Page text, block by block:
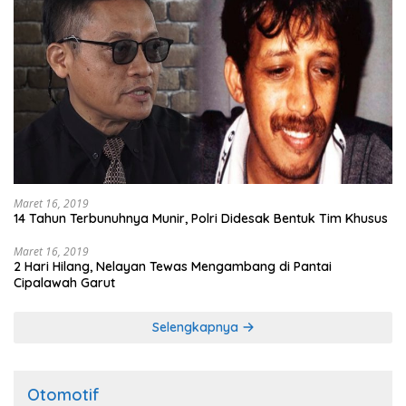
Maret 16, 2019
14 Tahun Terbunuhnya Munir, Polri Didesak Bentuk Tim Khusus
Maret 16, 2019
2 Hari Hilang, Nelayan Tewas Mengambang di Pantai
Cipalawah Garut
Selengkapnya
Otomotif